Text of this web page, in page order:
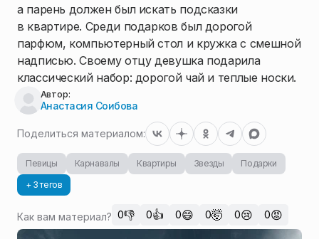
а парень должен был искать подсказки
в квартире. Среди подарков был дорогой
парфюм, компьютерный стол и кружка с смешной
надписью. Своему отцу девушка подарила
классический набор: дорогой чай и теплые носки.
Автор:
Анастасия Соибова
Поделиться материалом:
Певицы Карнавалы Квартиры Звезды
Подарки
+ 3 тегов
Как вам материал? 0👎 0👍 0😄 0🤯 0😢 0😡